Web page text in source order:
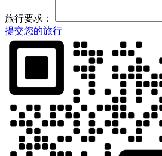
旅行要求：
提交您的旅行